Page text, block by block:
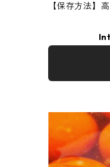
【保存方法】